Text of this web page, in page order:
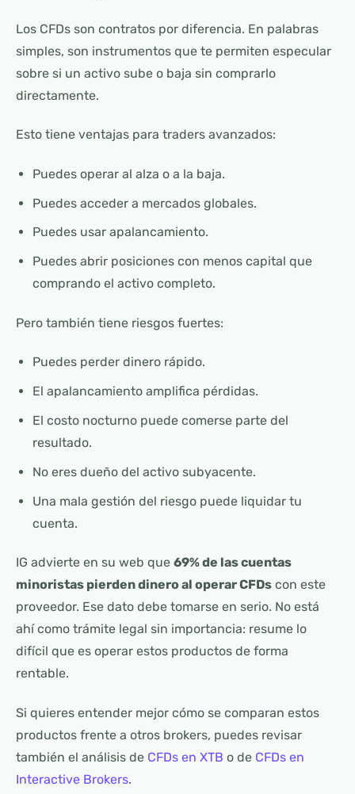
Los CFDs son contratos por diferencia. En palabras
simples, son instrumentos que te permiten especular
sobre si un activo sube o baja sin comprarlo
directamente.
Esto tiene ventajas para traders avanzados:
Puedes operar al alza o a la baja.
Puedes acceder a mercados globales.
Puedes usar apalancamiento.
Puedes abrir posiciones con menos capital que
comprando el activo completo.
Pero también tiene riesgos fuertes:
Puedes perder dinero rápido.
El apalancamiento amplifica pérdidas.
El costo nocturno puede comerse parte del
resultado.
No eres dueño del activo subyacente.
Una mala gestión del riesgo puede liquidar tu
cuenta.
IG advierte en su web que 69% de las cuentas
minoristas pierden dinero al operar CFDs con este
proveedor. Ese dato debe tomarse en serio. No está
ahí como trámite legal sin importancia: resume lo
difícil que es operar estos productos de forma
rentable.
Si quieres entender mejor cómo se comparan estos
productos frente a otros brokers, puedes revisar
también el análisis de CFDs en XTB o de CFDs en
Interactive Brokers.